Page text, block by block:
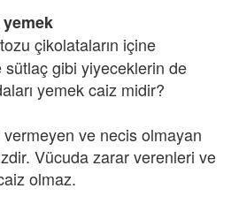
çikolataların içine
gibi yiyeceklerin de
yemek caiz midir?
ve necis olmayan
Vücuda zarar verenleri ve
olmaz.